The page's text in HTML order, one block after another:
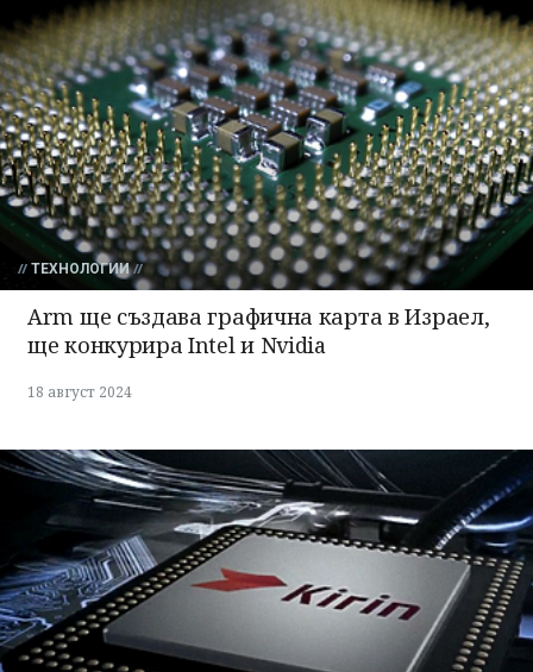
ТЕХНОЛОГИИ
Arm ще създава графична карта в Израел,
ще конкурира Intel и Nvidia
18 август 2024